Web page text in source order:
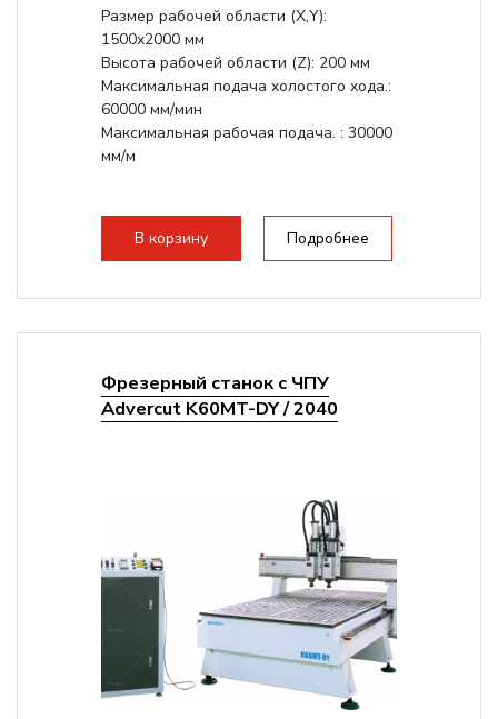
Размер рабочей области (Х,Y):
1500x2000 мм
Высота рабочей области (Z): 200 мм
Максимальная подача холостого хода.:
60000 мм/мин
Максимальная рабочая подача. : 30000
мм/м
В корзину Подробнее
Фрезерный станок с ЧПУ
Advercut K60MT-DY / 2040